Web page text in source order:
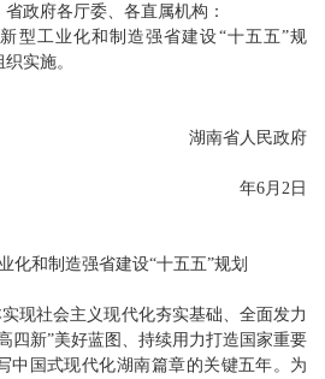
政府各厅委、各直属机构：
型工业化和制造强省建设“十五五”规
实施。
人民政府
年6 月 2 日
化和制造强省建设“十五五”规划
现社会主义现代化夯实基础、全面发力
四新”美好蓝图、持续用力打造国家重要
中国式现代化湖南篇章的关键五年 。 为